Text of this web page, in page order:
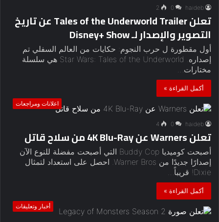
haideb
0
2
تعلن Tales of the Underworld Trailer عن تاريخ
التصوير والإصدار لـ Disney+ Show
أول مقطورة ل حرب النجوم: حكايات من العالم السفلي تم
إصداره. Star Wars: Tales of the Underworld هي سلسلة
مختارات…
أكمل القراءة »
اعلانات ومراجعات
haideb
0
4
تعلن Warners عن 4K Blu-Ray من سلاح قاتل
أصبحت كوميديا ​​Buddy Cop التي أصبحت مفضلة للنوع الآن
إصدارًا جديدًا من Warner Bros. احصل على استعداد لتمثال
Dixie! قريباً…
أكمل القراءة »
أخبار وتعليقات